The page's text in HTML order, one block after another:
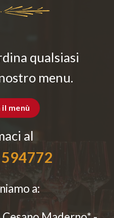
qualsiasi
menu.
il menù
al
a: